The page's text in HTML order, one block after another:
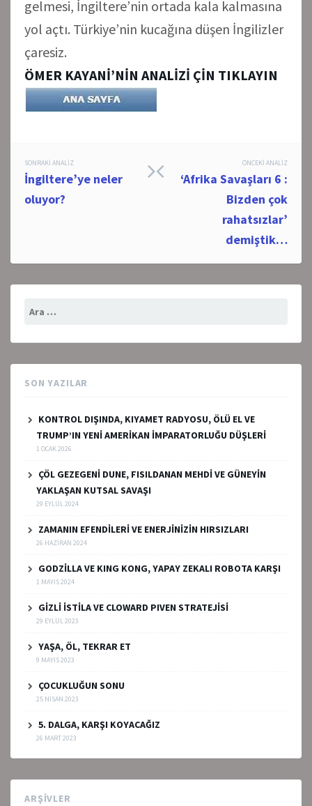
gelmesi, İngiltere’nin ortada kala kalmasına
yol açtı. Türkiye’nin kucağına düşen İngilizler
çaresiz.
ÖMER KAYANİ’NİN ANALİZİ ÇİN TIKLAYIN
Post
navigation
ÖNCEKI ANALIZ
‘Afrika Savaşları 6 :
Bizden çok
rahatsızlar’
demiştik…
SONRAKI ANALIZ
İngiltere’ye neler
oluyor?
SON YAZILAR
KONTROL DIŞINDA, KIYAMET RADYOSU, ÖLÜ EL VE
TRUMP’IN YENİ AMERİKAN İMPARATORLUĞU DÜŞLERİ
1 OCAK 2026
ÇÖL GEZEGENİ DUNE, FISILDANAN MEHDİ VE GÜNEYİN
YAKLAŞAN KUTSAL SAVAŞI
29 EYLÜL 2024
ZAMANIN EFENDİLERİ VE ENERJİNİZİN HIRSIZLARI
26 HAZIRAN 2024
GODZİLLA VE KING KONG, YAPAY ZEKALI ROBOTA KARŞI
1 MAYIS 2024
GİZLİ İSTİLA VE CLOWARD PIVEN STRATEJİSİ
29 EYLÜL 2023
YAŞA, ÖL, TEKRAR ET
9 MAYIS 2023
ÇOCUKLUĞUN SONU
25 NISAN 2023
5. DALGA, KARŞI KOYACAĞIZ
26 MART 2023
ARŞIVLER